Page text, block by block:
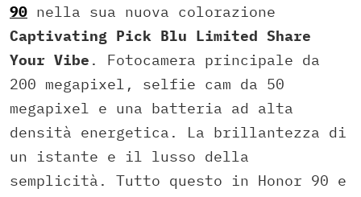
90 nella sua nuova colorazione
Captivating Pick Blu Limited Share
Your Vibe . Fotocamera principale da
200 megapixel, selfie cam da 50
megapixel e una batteria ad alta
densità energetica. La brillantezza di
un istante e il lusso della
semplicità. Tutto questo in Honor 90 e